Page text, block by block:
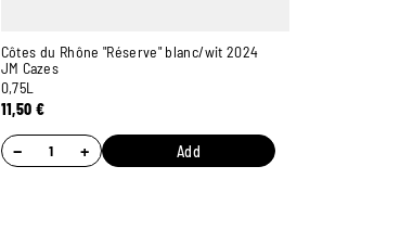
Côtes du Rhône "Réserve" blanc/wit 2024
JM Cazes
0,75L
11,50 €
− + Add